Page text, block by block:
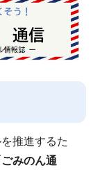
推進するた
みのん通